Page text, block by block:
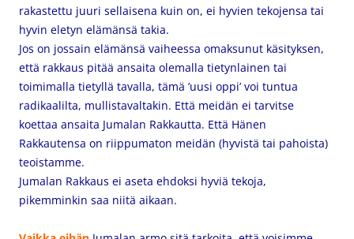
rakastettu juuri sellaisena kuin on, ei hyvien tekojensa tai
hyvin eletyn elämänsä takia.
Jos on jossain elämänsä vaiheessa omaksunut käsityksen,
että rakkaus pitää ansaita olemalla tietynlainen tai
toimimalla tietyllä tavalla, tämä ’uusi oppi’ voi tuntua
radikaalilta, mullistavaltakin. Että meidän ei tarvitse
koettaa ansaita Jumalan Rakkautta. Että Hänen
Rakkautensa on riippumaton meidän (hyvistä tai pahoista)
teoistamme.
Jumalan Rakkaus ei aseta ehdoksi hyviä tekoja,
pikemminkin saa niitä aikaan.